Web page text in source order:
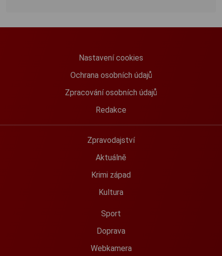
Nastavení cookies
Ochrana osobních údajů
Zpracování osobních údajů
Redakce
Zpravodajství
Aktuálně
Krimi západ
Kultura
Sport
Doprava
Webkamera